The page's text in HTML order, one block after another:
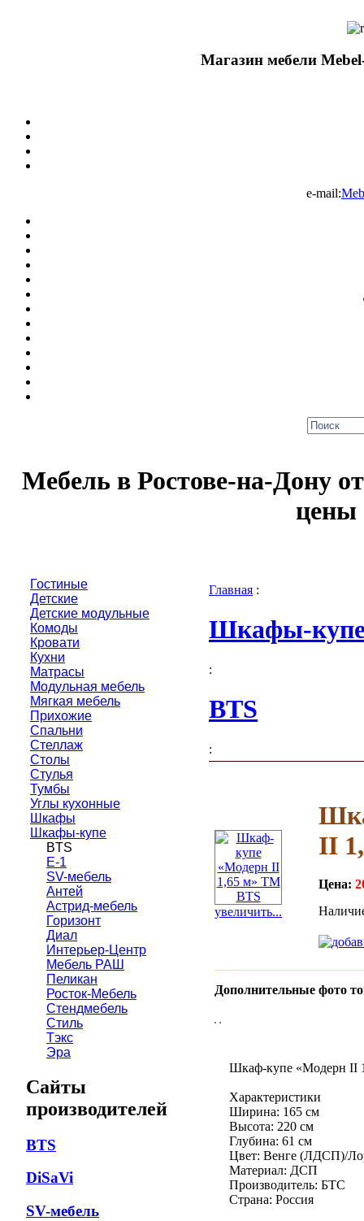
Магазин мебели
e-mail:
Мебель в Ростове-на-Дону
цены
Гостиные
Детские
Детские модульные
Комоды
Кровати
Кухни
Матрасы
Модульная мебель
Мягкая мебель
Прихожие
Спальни
Стеллаж
Столы
Стулья
Тумбы
Углы кухонные
Шкафы
Шкафы-купе
BTS
E-1
SV-мебель
Антей
Астрид-мебель
Горизонт
Диал
Интерьер-Центр
Мебель РАШ
Пеликан
Росток-Мебель
Стендмебель
Стиль
Тэкс
Эра
Сайты
производителей
BTS
DiSaVi
SV-мебель
Главная :
Шкафы-
:
BTS
:
увеличить...
II
Цена:
Дополнительные фото
Шкаф-купе «Модерн II
Характеристики
Ширина: 165 см
Высота: 220 см
Глубина: 61 см
Цвет: Венге (ЛДСП)/
Материал: ДСП
Производитель: БТС
Страна: Россия